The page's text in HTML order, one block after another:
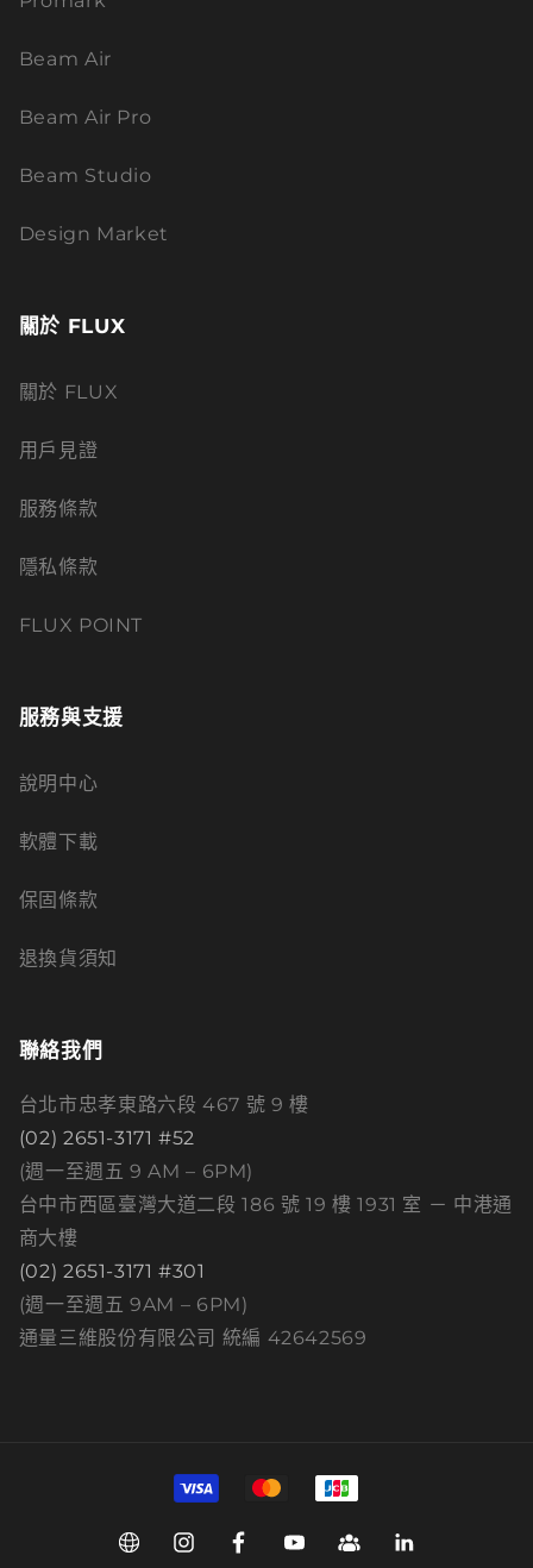
Beam Air
Beam Air Pro
Beam Studio
Design Market
關於 FLUX
關於 FLUX
用戶見證
服務條款
隱私條款
FLUX POINT
服務與支援
說明中心
軟體下載
保固條款
退換貨須知
聯絡我們
台北市忠孝東路六段 467 號 9 樓
(02) 2651-3171 #52
(週一至週五 9 AM – 6PM)
台中市西區臺灣大道二段 186 號 19 樓 1931 室 － 中港通
商大樓
(02) 2651-3171 #301
(週一至週五 9AM – 6PM)
通量三維股份有限公司 統編 42642569
Web InstagramFacebookYouTubeGroup Linkedin